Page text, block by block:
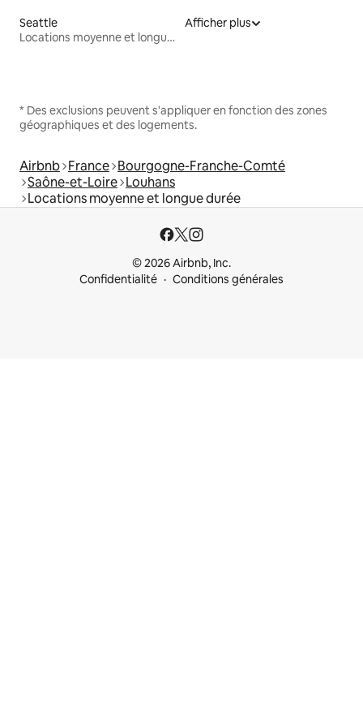
Seattle
Locations moyenne et longue durée
Afficher plus
* Des exclusions peuvent s'appliquer en fonction des zones
géographiques et des logements.
Airbnb France Bourgogne-Franche-Comté
Saône-et-Loire Louhans
Locations moyenne et longue durée
© 2026 Airbnb, Inc.
Confidentialité
Conditions générales